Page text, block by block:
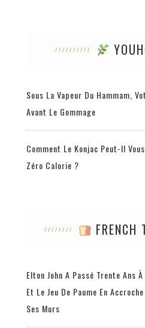
Sous La Vapeur Du Hammam,
Avant Le Gommage
Comment Le Konjac Peut-Il
Zéro Calorie ?
FRENCH
Elton John A Passé Trente Ans
Et Le Jeu De Paume En
Ses Murs